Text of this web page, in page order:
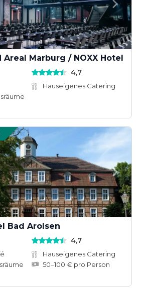
Areal Marburg / NOXX Hotel
4,7
Hauseigenes Catering
Bad Arolsen
4,7
Hauseigenes Catering
50–100 € pro Person